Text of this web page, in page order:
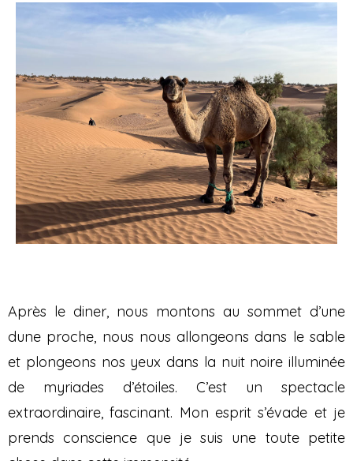
Après le diner, nous montons au sommet d’une
dune proche, nous nous allongeons dans le sable
et plongeons nos yeux dans la nuit noire illuminée
de myriades d’étoiles. C’est un spectacle
extraordinaire, fascinant. Mon esprit s’évade et je
prends conscience que je suis une toute petite